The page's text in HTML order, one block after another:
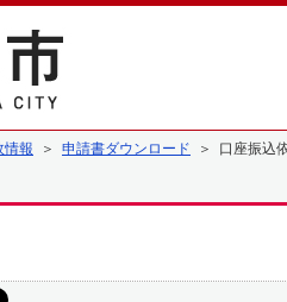
情報 ＞ 申請書ダウンロード ＞ 口座振込